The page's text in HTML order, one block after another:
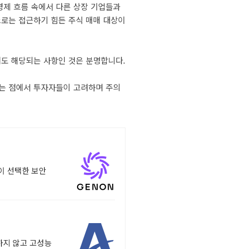
흐름 속에서 다른 상장 기업들과
는 접근하기 힘든 주식 매매 대상이
해당되는 사항인 것은 분명합니다.
점에서 투자자들이 고려하며 주의
선택한 보안
않고 고성능